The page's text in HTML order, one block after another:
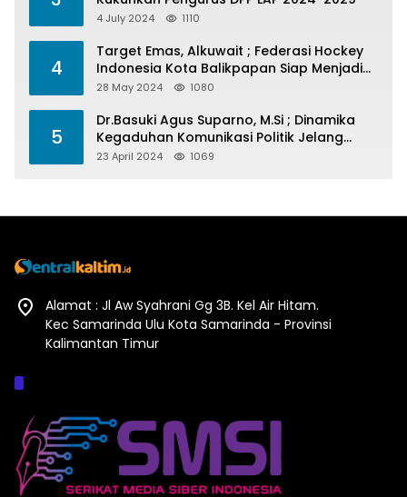
4 July 2024 1110
4
Target Emas, Alkuwait ; Federasi Hockey
Indonesia Kota Balikpapan Siap Menjadi
Barometer Prestasi Di Kaltim
28 May 2024 1080
5
Dr.Basuki Agus Suparno, M.Si ; Dinamika
Kegaduhan Komunikasi Politik Jelang
Pesta Politik 2024
23 April 2024 1069
Alamat : Jl Aw Syahrani Gg 3B. Kel Air Hitam.
Kec Samarinda Ulu Kota Samarinda - Provinsi
Kalimantan Timur